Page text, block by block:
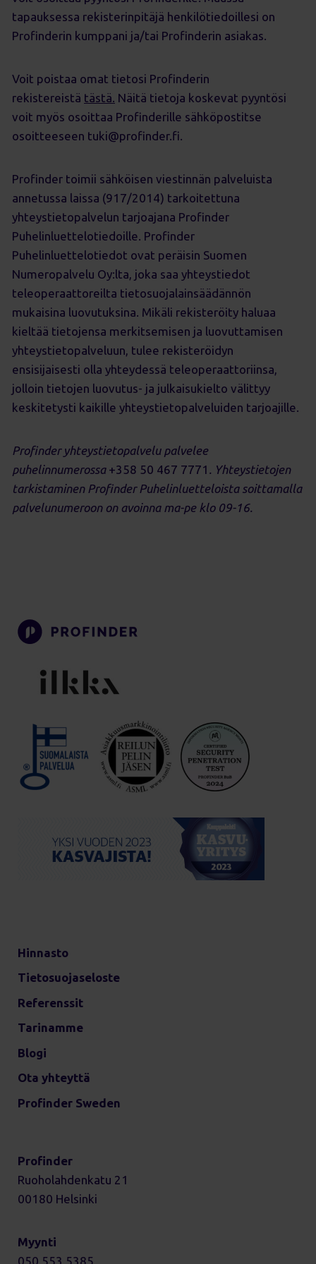
tapauksessa rekisterinpitäjä henkilötiedoillesi on
Profinderin kumppani ja/tai Profinderin asiakas.
Voit poistaa omat tietosi Profinderin
rekistereistä tästä. Näitä tietoja koskevat pyyntösi
voit myös osoittaa Profinderille sähköpostitse
osoitteeseen tuki@profinder.fi.
Profinder toimii sähköisen viestinnän palveluista
annetussa laissa (917/2014) tarkoitettuna
yhteystietopalvelun tarjoajana Profinder
Puhelinluettelotiedoille. Profinder
Puhelinluettelotiedot ovat peräisin Suomen
Numeropalvelu Oy:lta, joka saa yhteystiedot
teleoperaattoreilta tietosuojalainsäädännön
mukaisina luovutuksina. Mikäli rekisteröity haluaa
kieltää tietojensa merkitsemisen ja luovuttamisen
yhteystietopalveluun, tulee rekisteröidyn
ensisijaisesti olla yhteydessä teleoperaattoriinsa,
jolloin tietojen luovutus- ja julkaisukielto välittyy
keskitetysti kaikille yhteystietopalveluiden tarjoajille.
Profinder yhteystietopalvelu palvelee
puhelinnumerossa +358 50 467 7771 . Yhteystietojen
tarkistaminen Profinder Puhelinluetteloista soittamalla
palvelunumeroon on avoinna ma-pe klo 09-16.
Hinnasto
Tietosuojaseloste
Referenssit
Tarinamme
Blogi
Ota yhteyttä
Profinder Sweden
Profinder
Ruoholahdenkatu 21
00180 Helsinki
Myynti
050 553 5385